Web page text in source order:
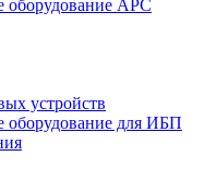
оборудование АРС
устройств
оборудование для ИБП